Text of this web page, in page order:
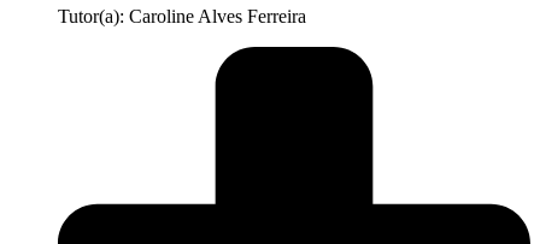
Tutor(a): Caroline Alves Ferreira